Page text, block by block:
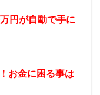
円が自動で手に
お金に困る事は